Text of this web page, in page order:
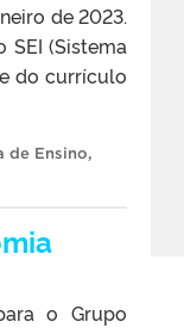
de 2023.
(Sistema
do currículo
de Ensino,
o Grupo